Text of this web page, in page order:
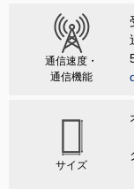
通信速度・
通信機能
サイズ